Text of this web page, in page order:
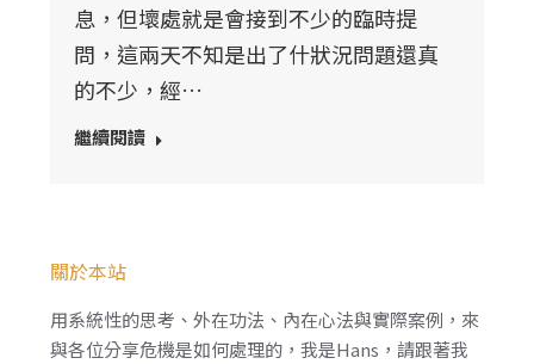
息，但壞處就是會接到不少的臨時提
問，這兩天不知是出了什狀況問題還真
的不少，經…
繼續閱讀
關於本站
用系統性的思考、外在功法、內在心法與實際案例，來
與各位分享危機是如何處理的，我是Hans，請跟著我